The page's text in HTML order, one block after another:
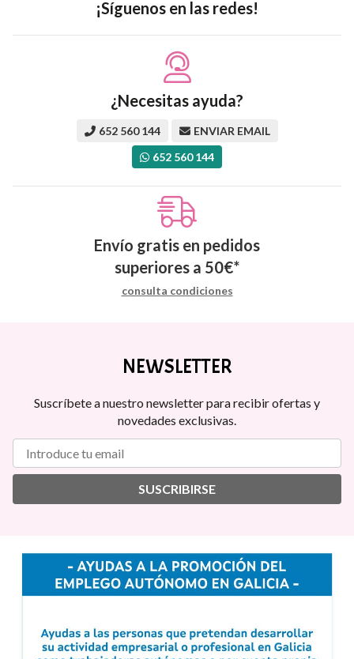
¡Síguenos en las redes!
¿Necesitas ayuda?
652 560 144
ENVIAR EMAIL
652 560 144
Envío gratis en pedidos
superiores a 50€*
consulta condiciones
NEWSLETTER
Suscríbete a nuestro newsletter para recibir ofertas y
novedades exclusivas.
SUSCRIBIRSE